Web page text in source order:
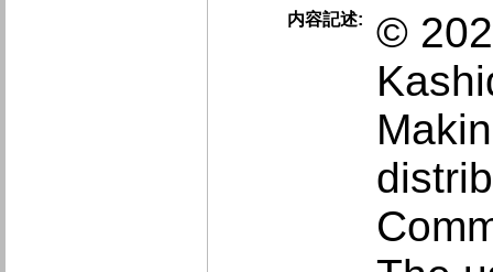
内容記述:
©